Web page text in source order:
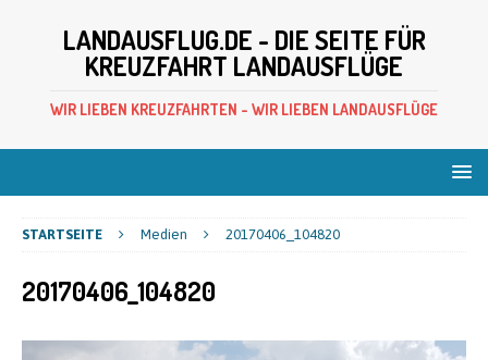
LANDAUSFLUG.DE - DIE SEITE FÜR
KREUZFAHRT LANDAUSFLÜGE
WIR LIEBEN KREUZFAHRTEN - WIR LIEBEN LANDAUSFLÜGE
STARTSEITE Medien 20170406_104820
20170406_104820